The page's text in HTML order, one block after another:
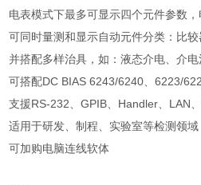
电表模式下最多可显示四个元件参数
可同时量测和显示自动元件分类：比
并搭配多样治具，如：液态介电、介
可搭配DC BIAS 6243/6240、6223/
支援RS-232、GPIB、Handler、LAN
适用于研发、制程、实验室等检测领域
可加购电脑连线软体